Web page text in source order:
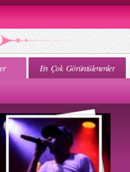
En Çok Görüntülenenler